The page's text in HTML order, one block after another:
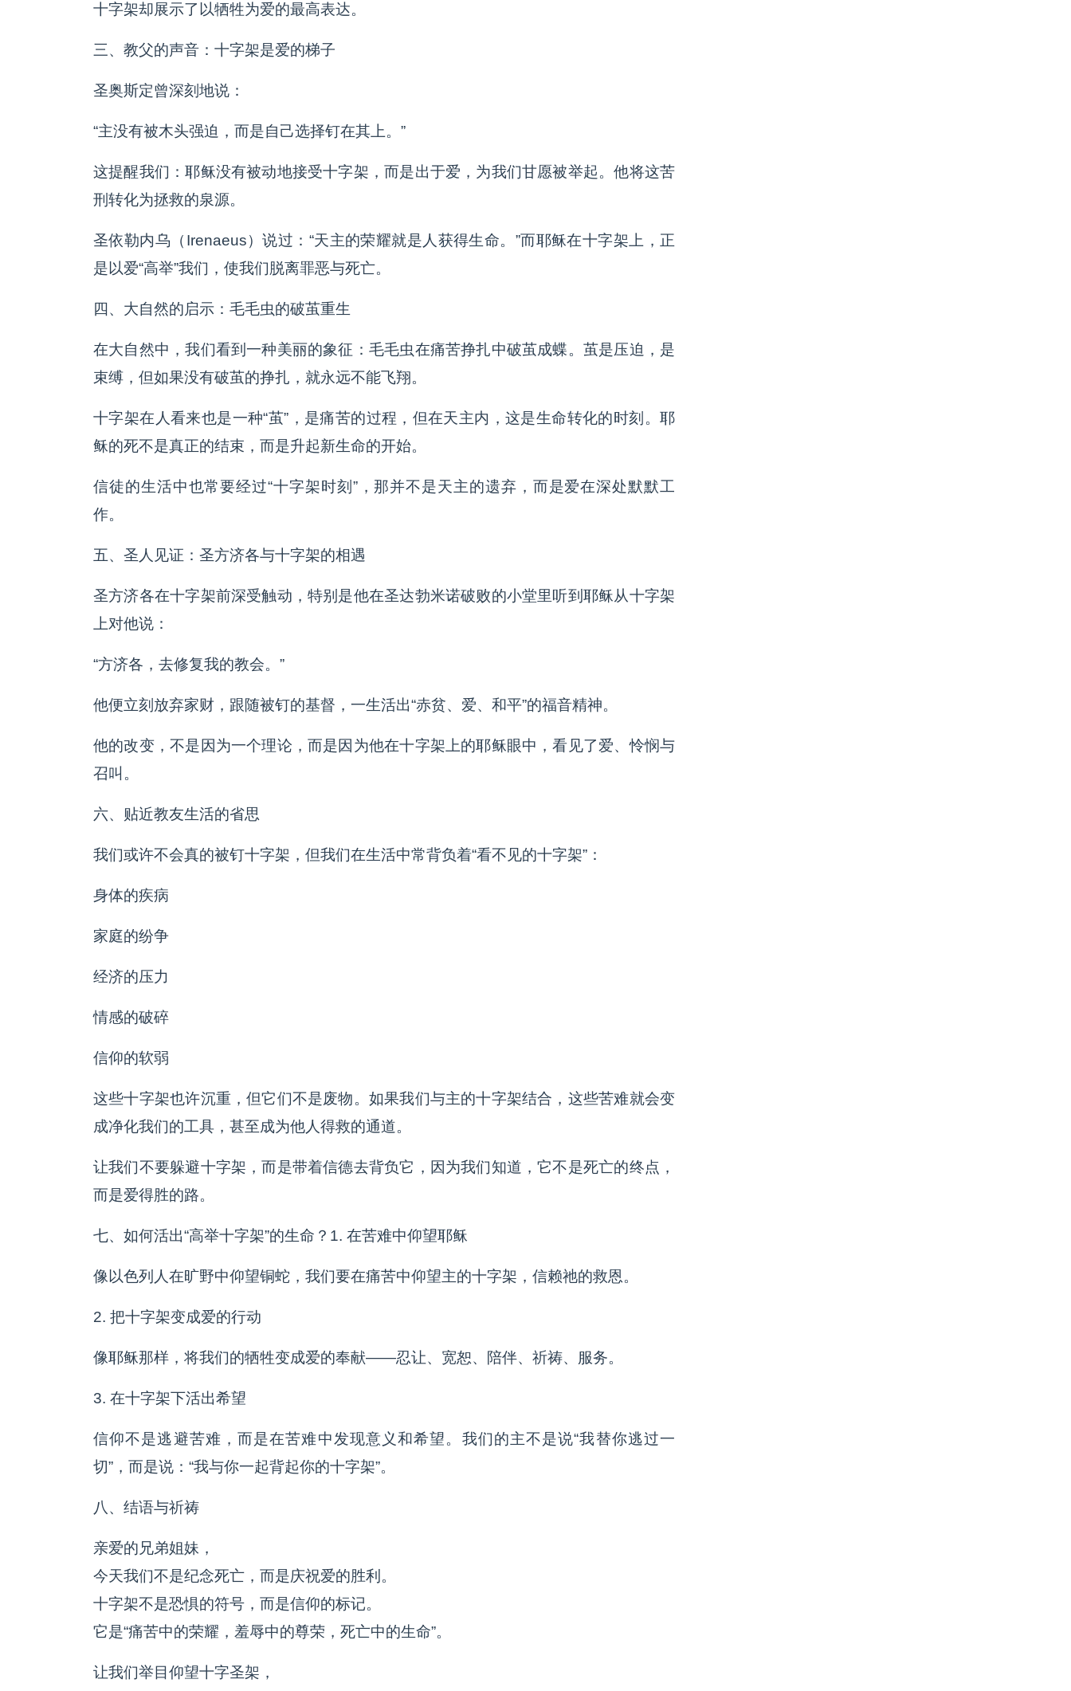
十字架却展示了以牺牲为爱的最高表达。
三、教父的声音：十字架是爱的梯子
圣奥斯定曾深刻地说：
“主没有被木头强迫，而是自己选择钉在其上。”
这提醒我们：耶稣没有被动地接受十字架，而是出于爱，为我们甘愿被举起。他将这苦
刑转化为拯救的泉源。
圣依勒内乌（Irenaeus）说过：“天主的荣耀就是人获得生命。”而耶稣在十字架上，正
是以爱“高举”我们，使我们脱离罪恶与死亡。
四、大自然的启示：毛毛虫的破茧重生
在大自然中，我们看到一种美丽的象征：毛毛虫在痛苦挣扎中破茧成蝶。茧是压迫，是
束缚，但如果没有破茧的挣扎，就永远不能飞翔。
十字架在人看来也是一种“茧”，是痛苦的过程，但在天主内，这是生命转化的时刻。耶
稣的死不是真正的结束，而是升起新生命的开始。
信徒的生活中也常要经过“十字架时刻”，那并不是天主的遗弃，而是爱在深处默默工
作。
五、圣人见证：圣方济各与十字架的相遇
圣方济各在十字架前深受触动，特别是他在圣达勃米诺破败的小堂里听到耶稣从十字架
上对他说：
“方济各，去修复我的教会。”
他便立刻放弃家财，跟随被钉的基督，一生活出“赤贫、爱、和平”的福音精神。
他的改变，不是因为一个理论，而是因为他在十字架上的耶稣眼中，看见了爱、怜悯与
召叫。
六、贴近教友生活的省思
我们或许不会真的被钉十字架，但我们在生活中常背负着“看不见的十字架”：
身体的疾病
家庭的纷争
经济的压力
情感的破碎
信仰的软弱
这些十字架也许沉重，但它们不是废物。如果我们与主的十字架结合，这些苦难就会变
成净化我们的工具，甚至成为他人得救的通道。
让我们不要躲避十字架，而是带着信德去背负它，因为我们知道，它不是死亡的终点，
而是爱得胜的路。
七、如何活出“高举十字架”的生命？1. 在苦难中仰望耶稣
像以色列人在旷野中仰望铜蛇，我们要在痛苦中仰望主的十字架，信赖祂的救恩。
2. 把十字架变成爱的行动
像耶稣那样，将我们的牺牲变成爱的奉献——忍让、宽恕、陪伴、祈祷、服务。
3. 在十字架下活出希望
信仰不是逃避苦难，而是在苦难中发现意义和希望。我们的主不是说“我替你逃过一
切”，而是说：“我与你一起背起你的十字架”。
八、结语与祈祷
亲爱的兄弟姐妹，
今天我们不是纪念死亡，而是庆祝爱的胜利。
十字架不是恐惧的符号，而是信仰的标记。
它是“痛苦中的荣耀，羞辱中的尊荣，死亡中的生命”。
让我们举目仰望十字圣架，